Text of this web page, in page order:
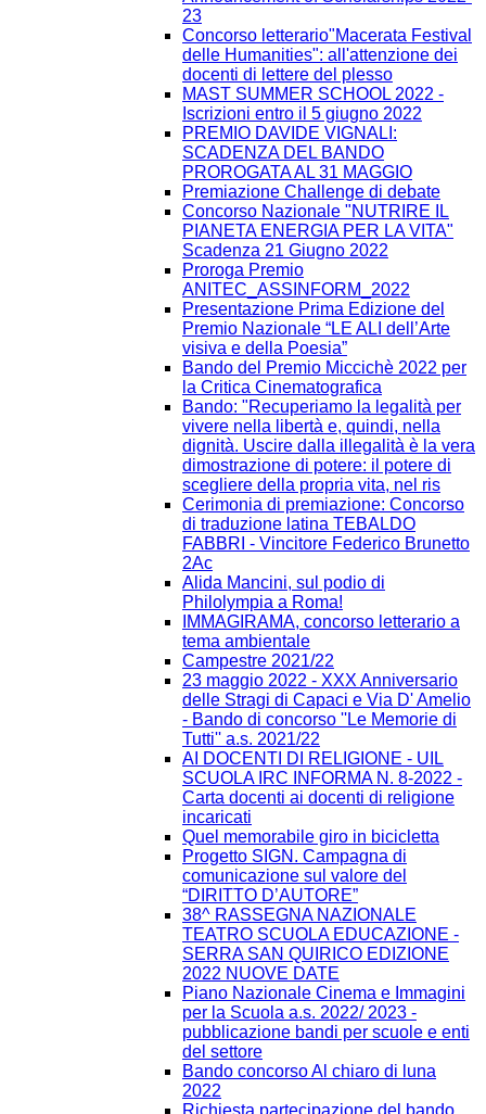
23
Concorso letterario"Macerata Festival
delle Humanities": all'attenzione dei
docenti di lettere del plesso
MAST SUMMER SCHOOL 2022 -
Iscrizioni entro il 5 giugno 2022
PREMIO DAVIDE VIGNALI:
SCADENZA DEL BANDO
PROROGATA AL 31 MAGGIO
Premiazione Challenge di debate
Concorso Nazionale "NUTRIRE IL
PIANETA ENERGIA PER LA VITA"
Scadenza 21 Giugno 2022
Proroga Premio
ANITEC_ASSINFORM_2022
Presentazione Prima Edizione del
Premio Nazionale “LE ALI dell’Arte
visiva e della Poesia”
Bando del Premio Miccichè 2022 per
la Critica Cinematografica
Bando: "Recuperiamo la legalità per
vivere nella libertà e, quindi, nella
dignità. Uscire dalla illegalità è la vera
dimostrazione di potere: il potere di
scegliere della propria vita, nel ris
Cerimonia di premiazione: Concorso
di traduzione latina TEBALDO
FABBRI - Vincitore Federico Brunetto
2Ac
Alida Mancini, sul podio di
Philolympia a Roma!
IMMAGIRAMA, concorso letterario a
tema ambientale
Campestre 2021/22
23 maggio 2022 - XXX Anniversario
delle Stragi di Capaci e Via D' Amelio
- Bando di concorso ''Le Memorie di
Tutti'' a.s. 2021/22
AI DOCENTI DI RELIGIONE - UIL
SCUOLA IRC INFORMA N. 8-2022 -
Carta docenti ai docenti di religione
incaricati
Quel memorabile giro in bicicletta
Progetto SIGN. Campagna di
comunicazione sul valore del
“DIRITTO D’AUTORE”
38^ RASSEGNA NAZIONALE
TEATRO SCUOLA EDUCAZIONE -
SERRA SAN QUIRICO EDIZIONE
2022 NUOVE DATE
Piano Nazionale Cinema e Immagini
per la Scuola a.s. 2022/ 2023 -
pubblicazione bandi per scuole e enti
del settore
Bando concorso Al chiaro di luna
2022